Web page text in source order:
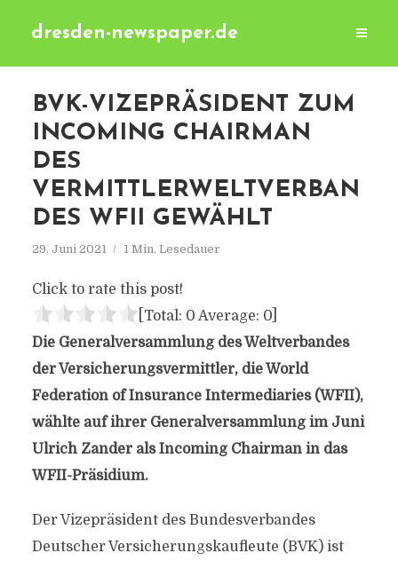
dresden-newspaper.de
BVK-VIZEPRÄSIDENT ZUM
INCOMING CHAIRMAN
DES
VERMITTLERWELTVERBAN
DES WFII GEWÄHLT
29. Juni 2021 1 Min. Lesedauer
Click to rate this post!
[Total: 0 Average: 0]
Die Generalversammlung des Weltverbandes
der Versicherungsvermittler, die World
Federation of Insurance Intermediaries (WFII),
wählte auf ihrer Generalversammlung im Juni
Ulrich Zander als Incoming Chairman in das
WFII-Präsidium.
Der Vizepräsident des Bundesverbandes
Deutscher Versicherungskaufleute (BVK) ist